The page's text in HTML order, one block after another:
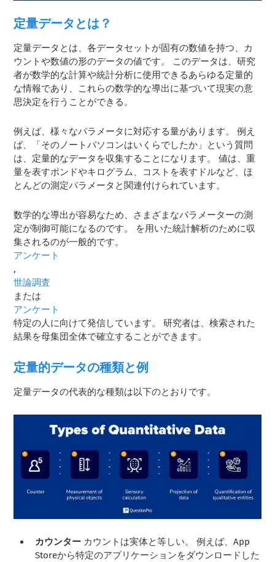
定量データとは？
定量データとは、各データセットが固有の数値を持つ、カ
ウントや数値の形のデータの値です。 このデータは、研究
者が数学的な計算や統計分析に使用できるあらゆる定量的
な情報であり、これらの数学的な導出に基づいて現実の意
思決定を行うことができる。
例えば、様々なパラメータに対応する量があります。 例え
ば、「そのノートパソコンはいくらでしたか」という質問
は、定量的なデータを収集することになります。 値は、重
量を表すポンドやキログラム、コストを表すドルなど、ほ
とんどの測定パラメータと関連付けられています。
数学的な導出が容易なため、さまざまなパラメーターの測
定が制御可能になるのです。 を用いた統計解析のために収
集されるのが一般的です。
アンケート
,
世論調査
または
アンケート
特定の人に向けて発信しています。 研究者は、検索された
結果を母集団全体で確立することができます。
定量的データの種類と例
定量データの代表的な種類は以下のとおりです。
カウンター カウントは実体と等しい。 例えば、App
Storeから特定のアプリケーションをダウンロードした